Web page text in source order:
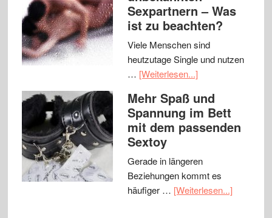
Sexpartnern – Was
ist zu beachten?
Viele Menschen sind
heutzutage Single und nutzen
… [Weiterlesen...]
Mehr Spaß und
Spannung im Bett
mit dem passenden
Sextoy
Gerade in längeren
Beziehungen kommt es
häufiger … [Weiterlesen...]